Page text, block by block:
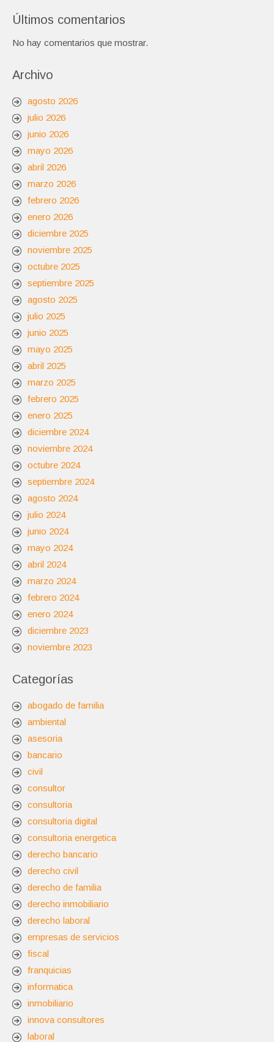
Últimos comentarios
No hay comentarios que mostrar.
Archivo
agosto 2026
julio 2026
junio 2026
mayo 2026
abril 2026
marzo 2026
febrero 2026
enero 2026
diciembre 2025
noviembre 2025
octubre 2025
septiembre 2025
agosto 2025
julio 2025
junio 2025
mayo 2025
abril 2025
marzo 2025
febrero 2025
enero 2025
diciembre 2024
noviembre 2024
octubre 2024
septiembre 2024
agosto 2024
julio 2024
junio 2024
mayo 2024
abril 2024
marzo 2024
febrero 2024
enero 2024
diciembre 2023
noviembre 2023
Categorías
abogado de familia
ambiental
asesoria
bancario
civil
consultor
consultoria
consultoria digital
consultoria energetica
derecho bancario
derecho civil
derecho de familia
derecho inmobiliario
derecho laboral
empresas de servicios
fiscal
franquicias
informatica
inmobiliario
innova consultores
laboral